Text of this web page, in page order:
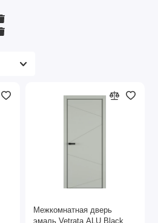
Межкомнатная дверь
эмаль Vetrata ALU Black